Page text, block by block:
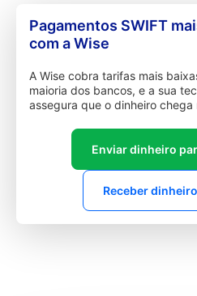
Pagamentos SWIFT
com a Wise
A Wise cobra tarifas mais
maioria dos bancos, e a sua
assegura que o dinheiro chega
Enviar dinheiro
Receber